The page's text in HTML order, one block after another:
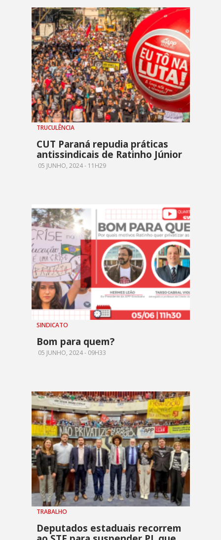
TRUCULÊNCIA
CUT Paraná repudia práticas
antissindicais de Ratinho Júnior
05 JUNHO, 2024 - 11H29
SINDICATO
Bom para quem?
05 JUNHO, 2024 - 09H33
TRABALHO
Deputados estaduais recorrem